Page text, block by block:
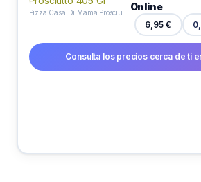
Online
6,95 €
Consulta los precios cerca de ti